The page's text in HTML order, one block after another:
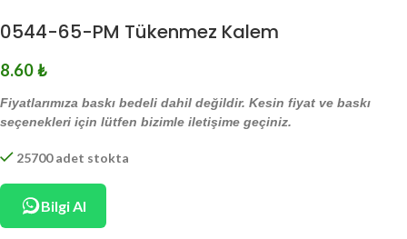
0544-65-PM Tükenmez Kalem
8.60₺
Fiyatlarımıza baskı bedeli dahil değildir. Kesin fiyat ve baskı
seçenekleri için lütfen bizimle iletişime geçiniz.
25700 adet stokta
Bilgi Al